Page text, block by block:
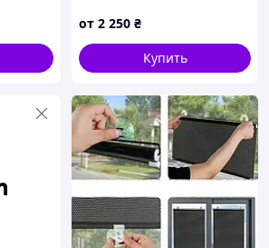
от 2 250 ₴
Купить